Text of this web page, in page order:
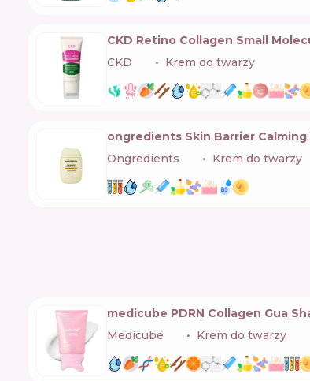
CKD Retino Collagen Small
CKD
Krem do twarzy
ongredients Skin Barrier Calming
Ongredients
Krem do twarzy
medicube PDRN Collagen Gua
Medicube
Krem do twarzy